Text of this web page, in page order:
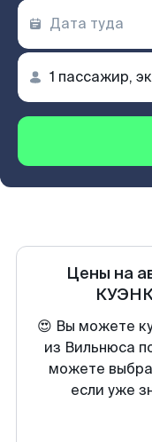
Цены на
😍 Вы можете
из Вильнюса
можете
если уже